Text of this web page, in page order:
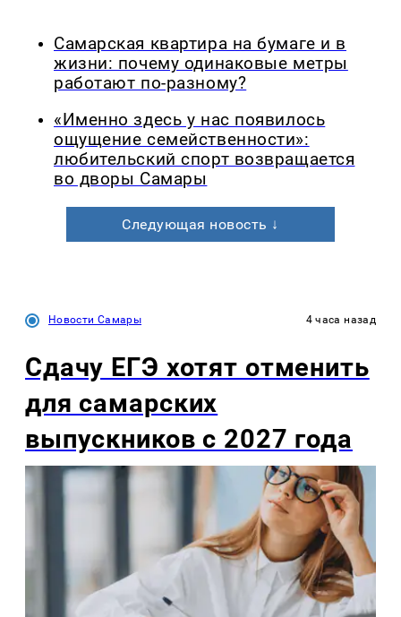
Самарская квартира на бумаге и в
жизни: почему одинаковые метры
работают по-разному?
«Именно здесь у нас появилось
ощущение семейственности»:
любительский спорт возвращается
во дворы Самары
Следующая новость ↓
Новости Самары 4 часа назад
Сдачу ЕГЭ хотят отменить
для самарских
выпускников с 2027 года